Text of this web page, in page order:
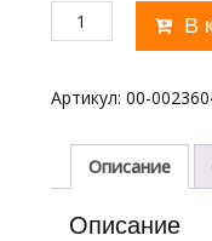
Количество
товара
7/8
скор.
P7002
усиленная
(116
звеньев),
В
Артикул: 00-
Описание
Описание